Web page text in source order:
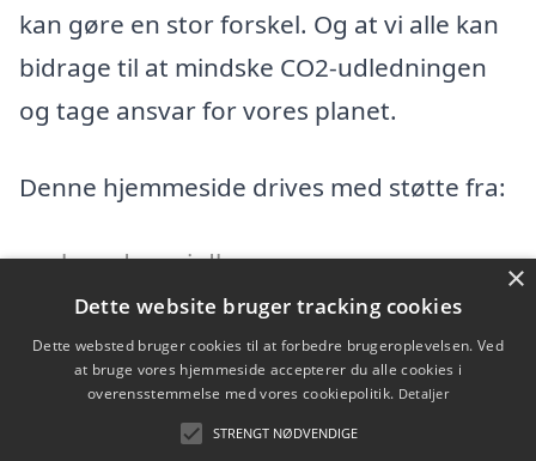
kan gøre en stor forskel. Og at vi alle kan
bidrage til at mindske CO2-udledningen
og tage ansvar for vores planet.
Denne hjemmeside drives med støtte fra:
hverdagsai.dk
Indholdsfortegnelse skjul
Forslag til CO2-reduktion for virksomheder
×
Dette website bruger tracking cookies
Dette websted bruger cookies til at forbedre brugeroplevelsen. Ved
at bruge vores hjemmeside accepterer du alle cookies i
overensstemmelse med vores cookiepolitik. Detaljer
STRENGT NØDVENDIGE